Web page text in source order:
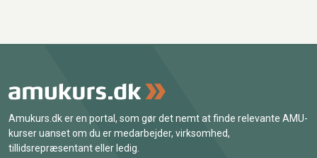
Amukurs.dk er en portal, som gør det nemt at finde relevante AMU-
kurser uanset om du er medarbejder, virksomhed,
tillidsrepræsentant eller ledig.